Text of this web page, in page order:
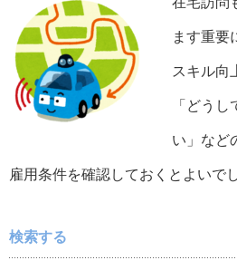
ます重要
スキル向
「どう
い」など
雇用条件を確認しておくとよいで
検索する